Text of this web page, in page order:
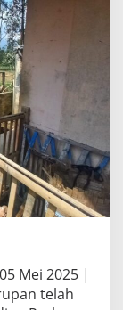
Mei 2025 |
telah